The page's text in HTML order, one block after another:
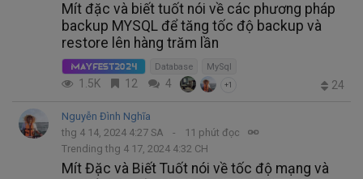
Mít đặc và biết tuốt nói về các phương pháp
backup MYSQL để tăng tốc độ backup và
restore lên hàng trăm lần
MayFest2024 Database MySql
1.5K 12 4 +1 24
Nguyễn Đình Nghĩa
thg 4 14, 2024 4:27 SA
11 phút đọc
Trending thg 4 17, 2024 4:32 CH
Mít Đặc và Biết Tuốt nói về tốc độ mạng và